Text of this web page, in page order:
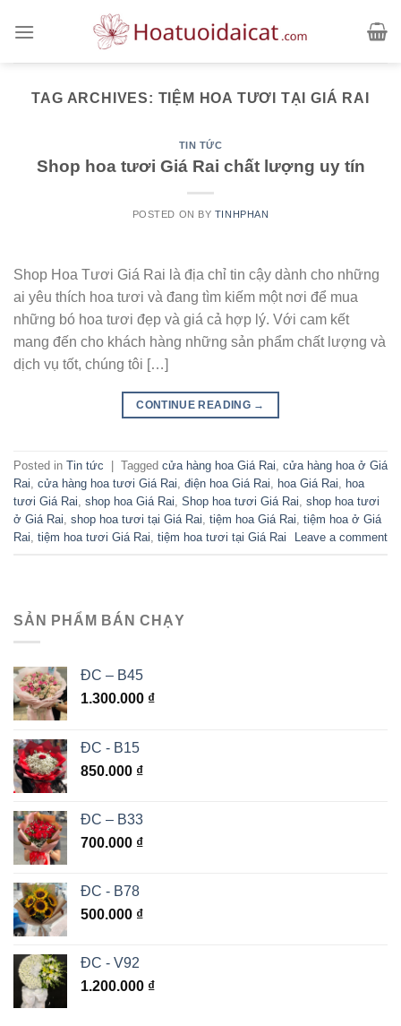
TAG ARCHIVES: TIỆM HOA TƯƠI TẠI GIÁ RAI
TIN TỨC
Shop hoa tươi Giá Rai chất lượng uy tín
POSTED ON BY TINHPHAN
Shop Hoa Tươi Giá Rai là địa chỉ tin cậy dành cho những
ai yêu thích hoa tươi và đang tìm kiếm một nơi để mua
những bó hoa tươi đẹp và giá cả hợp lý. Với cam kết
mang đến cho khách hàng những sản phẩm chất lượng và
dịch vụ tốt, chúng tôi […]
CONTINUE READING →
Posted in Tin tức Tagged cửa hàng hoa Giá Rai cửa hàng hoa ở Giá
Rai cửa hàng hoa tươi Giá Rai điện hoa Giá Rai hoa Giá Rai
hoa
tươi Giá Rai shop hoa Giá Rai Shop hoa tươi Giá Rai shop hoa tươi
ở Giá Rai shop hoa tươi tại Giá Rai tiệm hoa Giá Rai tiệm hoa ở Giá
Rai tiệm hoa tươi Giá Rai tiệm hoa tươi tại Giá Rai Leave a comment
SẢN PHẨM BÁN CHẠY
ĐC – B45
1.300.000 ₫
ĐC - B15
850.000 ₫
ĐC – B33
700.000 ₫
ĐC - B78
500.000 ₫
ĐC - V92
1.200.000 ₫